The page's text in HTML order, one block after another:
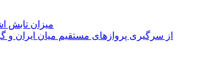
میزان تابش
از سرگیری پروازهای مستقیم میان ایران